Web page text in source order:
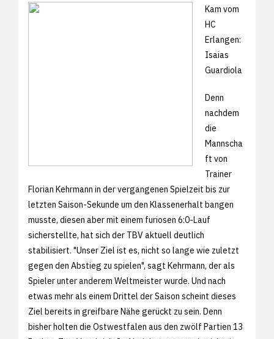
Kam vom
HC
Erlangen:
Isaias
Guardiola
Denn
nachdem
die
Mannscha
ft von
Trainer
Florian Kehrmann in der vergangenen Spielzeit bis zur
letzten Saison-Sekunde um den Klassenerhalt bangen
musste, diesen aber mit einem furiosen 6:0-Lauf
sicherstellte, hat sich der TBV aktuell deutlich
stabilisiert. "Unser Ziel ist es, nicht so lange wie zuletzt
gegen den Abstieg zu spielen", sagt Kehrmann, der als
Spieler unter anderem Weltmeister wurde. Und nach
etwas mehr als einem Drittel der Saison scheint dieses
Ziel bereits in greifbare Nähe gerückt zu sein. Denn
bisher holten die Ostwestfalen aus den zwölf Partien 13